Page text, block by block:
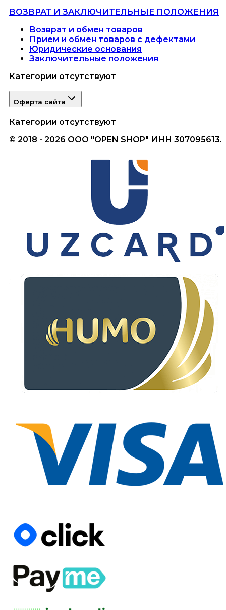
ВОЗВРАТ И ЗАКЛЮЧИТЕЛЬНЫЕ ПОЛОЖЕНИЯ
Возврат и обмен товаров
Прием и обмен товаров с дефектами
Юридические основания
Заключительные положения
Категории отсутствуют
Оферта сайта
Категории отсутствуют
© 2018 - 2026 ООО "OPEN SHOP" ИНН 307095613.